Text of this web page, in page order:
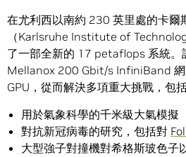
在尤利西以南約 230 英里處的卡爾
（Karlsruhe Institute of
了一部全新的 17 petaflops 系統。
Mellanox 200 Gbit/s InfiniBand
GPU，從而解決多項重大挑戰，包括
用於氣象科學的千米級大氣模擬
對抗新冠病毒的研究，包括對
大型強子對撞機對希格斯玻色子